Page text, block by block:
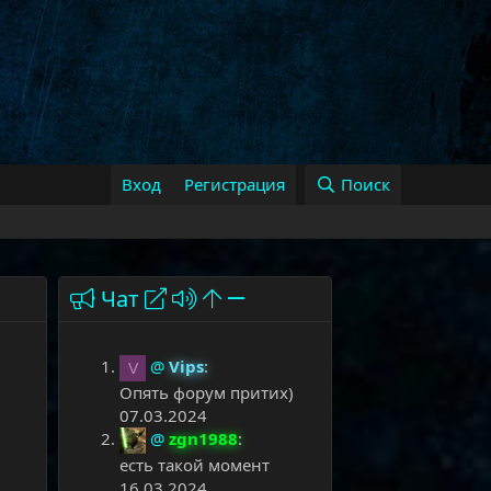
Вход Регистрация Поиск
Чат
V @ Vips:
Опять форум притих)
07.03.2024
@ zgn1988:
есть такой момент